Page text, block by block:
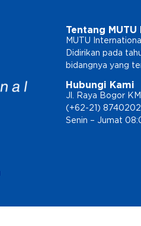
Tentang
MUTU
Didirikan pada
bidangnya yang
Hubungi Kami
Jl. Raya Bogor
(+62-21) 8740202
Senin – Jumat